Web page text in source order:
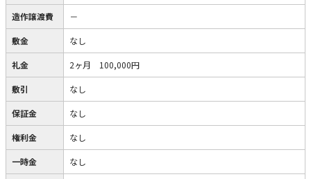
造作譲渡費 －
敷金 なし
礼金 2ヶ月 100,000円
敷引 なし
保証金 なし
権利金 なし
一時金 なし